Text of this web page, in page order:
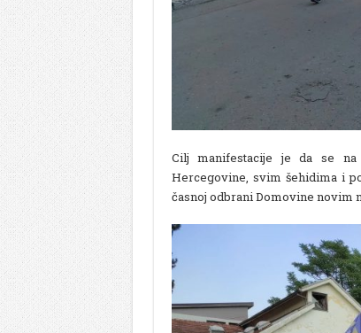
Cilj manifestacije je da se na
Hercegovine, svim šehidima i
časnoj odbrani Domovine novim